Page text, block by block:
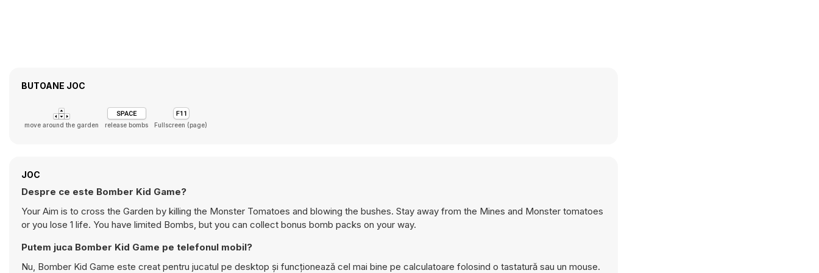
BUTOANE JOC
move around the garden release bombs Fullscreen (page)
JOC
Despre ce este Bomber Kid Game?
Your Aim is to cross the Garden by killing the Monster Tomatoes and blowing the bushes. Stay away from the Mines and Monster tomatoes
or you lose 1 life. You have limited Bombs, but you can collect bonus bomb packs on your way.
Putem juca Bomber Kid Game pe telefonul mobil?
Nu, Bomber Kid Game este creat pentru jucatul pe desktop și funcționează cel mai bine pe calculatoare folosind o tastatură sau un mouse.